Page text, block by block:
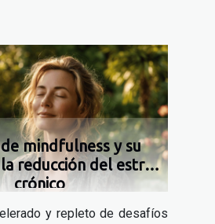
mindfulness y su
reducción del estrés
crónico
y repleto de desafíos